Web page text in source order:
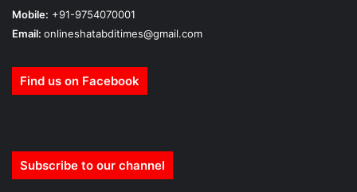
Mobile: +91-9754070001
Email: onlineshatabditimes@gmail.com
Find us on Facebook
Subscribe to our channel